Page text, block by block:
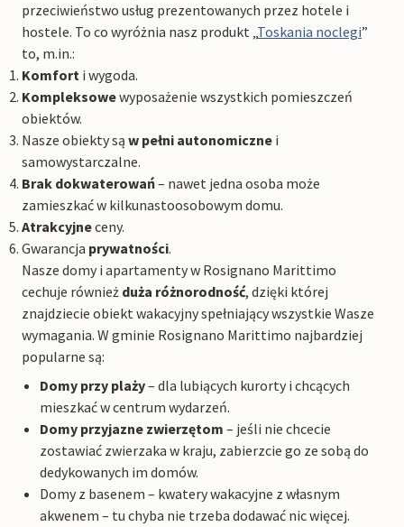
przeciwieństwo usług prezentowanych przez hotele i
hostele. To co wyróżnia nasz produkt „Toskania noclegi”
to, m.in.:
Komfort i wygoda.
Kompleksowewyposażenie wszystkich pomieszczeń
obiektów.
Nasze obiekty są w pełni autonomiczne i
samowystarczalne.
Brak dokwaterowań– nawet jedna osoba może
zamieszkać w kilkunastoosobowym domu.
Atrakcyjneceny.
Gwarancja prywatności.
Nasze domy i apartamenty w Rosignano Marittimo
cechuje również duża różnorodność, dzięki której
znajdziecie obiekt wakacyjny spełniający wszystkie Wasze
wymagania. W gminie Rosignano Marittimo najbardziej
popularne są:
Domy przy plaży– dla lubiących kurorty i chcących
mieszkać w centrum wydarzeń.
Domy przyjazne zwierzętom – jeśli nie chcecie
zostawiać zwierzaka w kraju, zabierzcie go ze sobą do
dedykowanych im domów.
Domy z basenem – kwatery wakacyjne z własnym
akwenem – tu chyba nie trzeba dodawać nic więcej.